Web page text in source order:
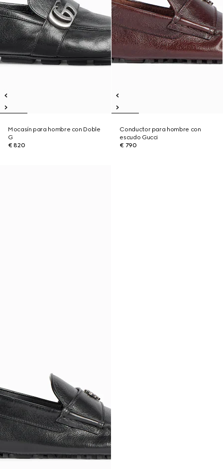
Mocasín para hombre con Doble
G
€ 820
Conductor para hombre con
escudo Gucci
€ 790